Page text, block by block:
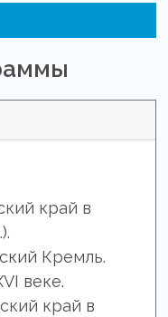
край в
Кремль.
веке.
край в